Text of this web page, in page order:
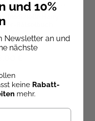
Dörstel, Lillian Hart
inoffizielle Harry
Rätselbuch
Lieferbar
und 10%
Newsletter an und
nächste
keine Rabatt-
mehr.